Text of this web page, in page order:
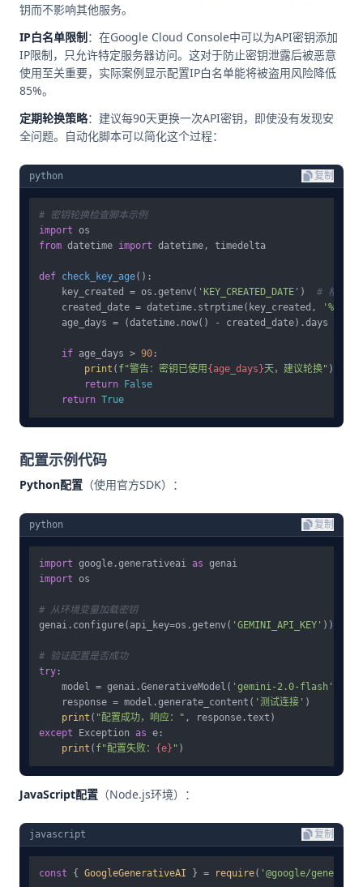
钥而不影响其他服务。
IP白名单限制：在Google Cloud Console中可以为API密钥添加
IP限制，只允许特定服务器访问。这对于防止密钥泄露后被恶意
使用至关重要，实际案例显示配置IP白名单能将被盗用风险降低
85%。
定期轮换策略：建议每90天更换一次API密钥，即使没有发现安
全问题。自动化脚本可以简化这个过程：
python 复制
# 密钥轮换检查脚本示例
import
from datetime import datetime, timedelta
def check_key_age():
    key_created = os.getenv(
'KEY_CREATED_DATE' ) # 格式：
    created_date = datetime.strptime(key_created,
'%Y-
    age_days = (datetime.now() - created_date).days
if age_days > 90 :
print ( f"警告：密钥已使用 {age_days}天，建议轮换" )
return False
return True
配置示例代码
Python配置 （使用官方SDK）：
python 复制
import google.generativeai as
import os
# 从环境变量加载密钥
genai.configure(api_key=os.getenv( 'GEMINI_API_KEY' ))
# 验证配置是否成功
try :
    model = genai.GenerativeModel(
'gemini-2.0-flash'
    response = model.generate_content(
'测试连接' )
print ( "配置成功，响应："
except Exception as e:
print ( f"配置失败： {e} "
JavaScript配置 （Node.js环境）：
javascript 复制
const { GoogleGenerativeAI } = require( '@google/